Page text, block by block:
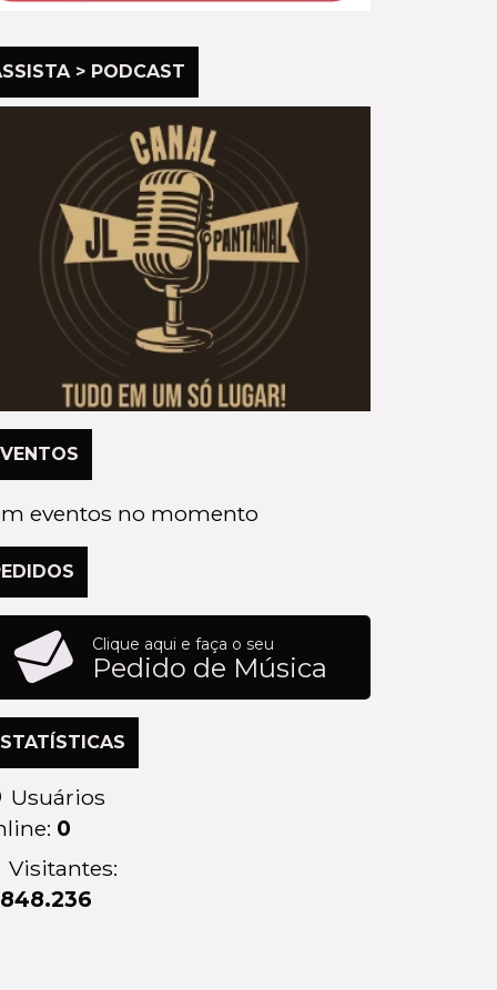
> PODCAST
eventos no momento
Clique aqui e faça o seu
Pedido de Música
Usuários
0
Visitantes: